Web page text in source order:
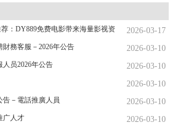
2026-03-17
：DY889免费电影带来海量影视资
2026-03-10
務客服－2026年公告
2026-03-10
员2026年公告
2026-03-10
2026-03-10
告－電話推廣人員
2026-03-10
广人才